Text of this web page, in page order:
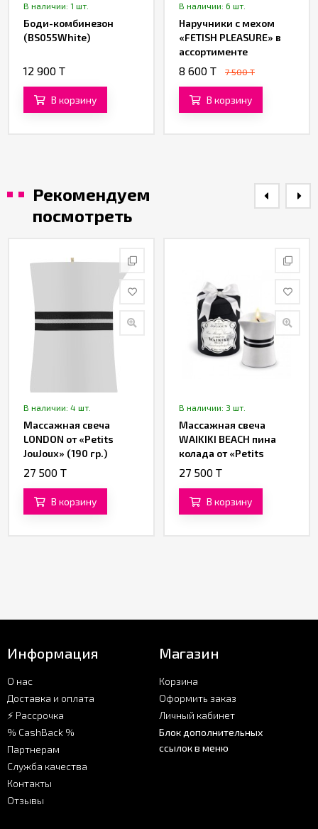
В наличии: 1 шт.
Боди-комбинезон
(BS055White)
12 900 T
В корзину
В наличии: 6 шт.
Наручники с мехом
«FETISH PLEASURE» в
ассортименте
8 600 T 7 500 T
В корзину
Рекомендуем
посмотреть
В наличии: 4 шт.
Массажная свеча
LONDON от «Petits
JouJoux» (190 гр.)
27 500 T
В корзину
В наличии: 3 шт.
Массажная свеча
WAIKIKI BEACH пина
колада от «Petits
JouJoux» (190 гр.)
27 500 T
В корзину
Информация
О нас
Доставка и оплата
⚡ Рассрочка
% CashBack %
Партнерам
Служба качества
Контакты
Отзывы
Магазин
Корзина
Оформить заказ
Личный кабинет
Блок дополнительных
ссылок в меню